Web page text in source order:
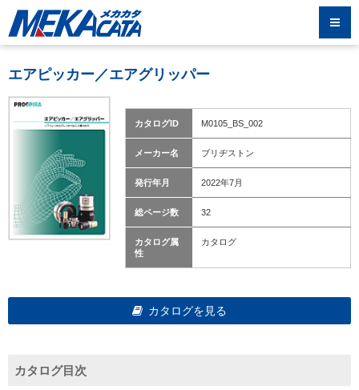
エアピッカー／エアグリッパー
カタログID M0105_BS_002
メーカー名 ブリヂストン
発行年月 2022年7月
総ページ数 32
カタログ属
性
カタログ
カタログを見る
カタログ目次